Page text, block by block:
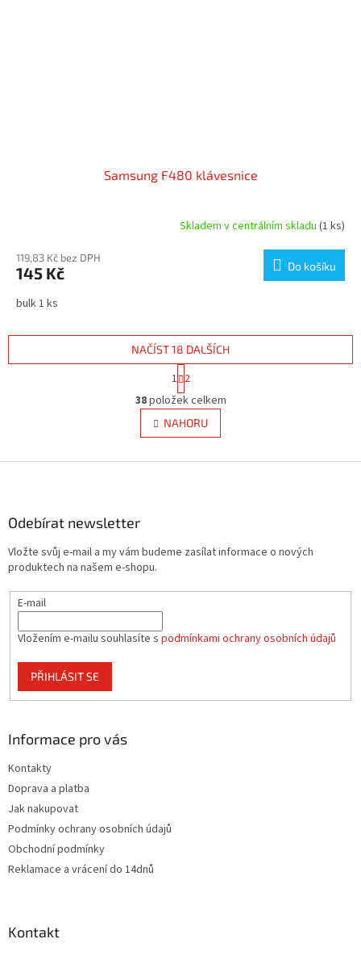
Samsung F480 klávesnice
Skladem v centrálním skladu (1 ks)
119,83 Kč bez DPH
145 Kč Do košíku
bulk 1 ks
O
v
l
á
v
k
v
i
NAČÍST 18 DALŠÍCH
t
r
á
n
k
v
1 2
38položek celkem
NAHORU
Odebírat newsletter
Vložte svůj e-mail a my vám budeme zasílat informace o nových
produktech na našem e-shopu.
E-mail
Vložením e-mailu souhlasíte s podmínkami ochrany osobních údajů
PŘIHLÁSIT SE
Informace pro vás
Kontakty
Doprava a platba
Jak nakupovat
Podmínky ochrany osobních údajů
Obchodní podmínky
Reklamace a vrácení do 14dnů
Kontakt